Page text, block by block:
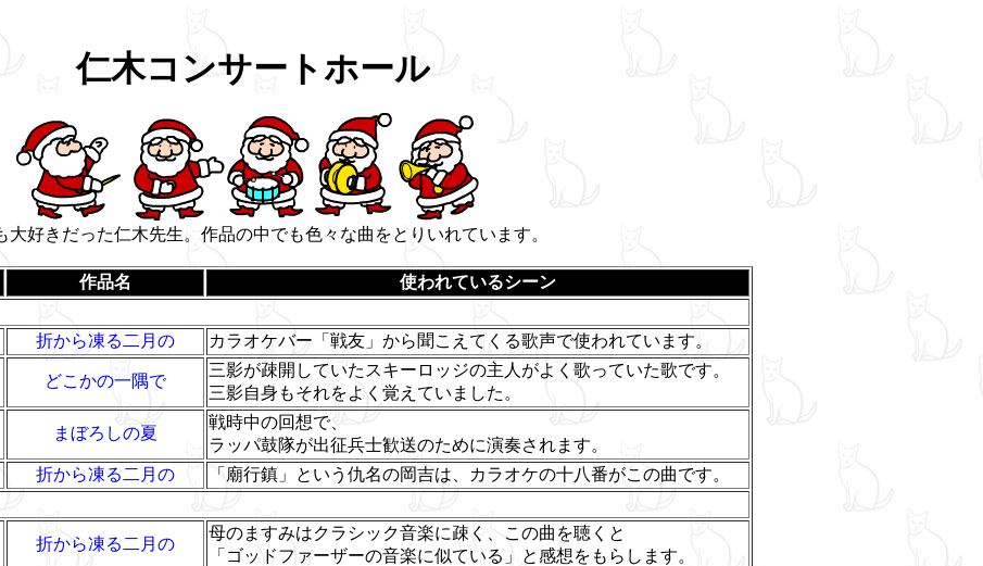
仁木コンサートホール
大好きだった仁木先生。作品の中でも色々な曲をとりいれています。
作品名
使われているシーン
折から凍る二月の カラオケバー「戦友」から聞こえてくる歌声で使われています。
どこかの一隅で
三影が疎開していたスキーロッジの主人がよく歌っていた歌です。
三影自身もそれをよく覚えていました。
まぼろしの夏
戦時中の回想で、
ラッパ鼓隊が出征兵士歓送のために演奏されます。
折から凍る二月の
「廟行鎮」という仇名の岡吉は、カラオケの十八番がこの曲です。
折から凍る二月の
母のますみはクラシック音楽に疎く、この曲を聴くと
「ゴッドファーザーの音楽に似ている」と感想をもらします。